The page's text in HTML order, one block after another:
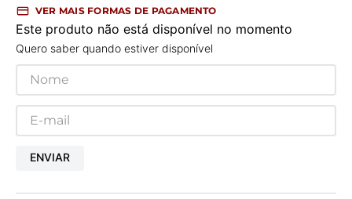
VER MAIS FORMAS DE PAGAMENTO
Este produto não está disponível no momento
Quero saber quando estiver disponível
ENVIAR